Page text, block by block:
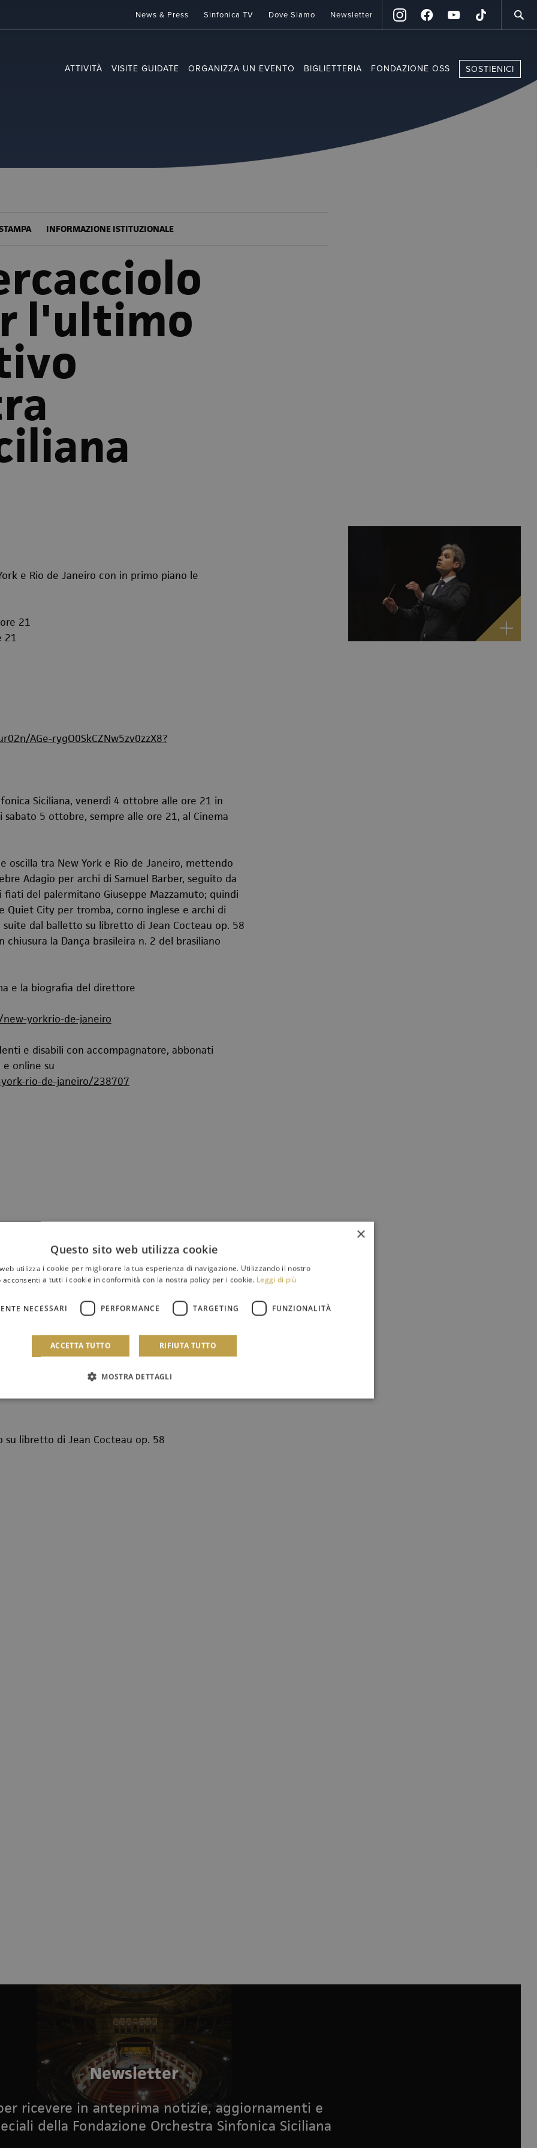
ATTIVITÀ VISITE GUIDATE ORGANIZZA UN EVENTO BIGLIETTERIA FONDAZIONE OSS SOSTIENICI
News & Press Sinfonica TV Dove Siamo Newsletter
INFORMAZIONE ISTITUZIONALE
l'ultimo
e Rio de Janeiro con in primo piano le
21
21
AGe-rygO0SkCZNw5zv0zzX8?
Siciliana, venerdì 4 ottobre alle ore 21 in
5 ottobre, sempre alle ore 21, al Cinema
oscilla tra New York e Rio de Janeiro, mettendo
Adagio per archi di Samuel Barber, seguito da
del palermitano Giuseppe Mazzamuto; quindi
City per tromba, corno inglese e archi di
dal balletto su libretto di Jean Cocteau op. 58
la Dança brasileira n. 2 del brasiliano
e la biografia del direttore
yorkrio-de-janeiro
e disabili con accompagnatore, abbonati
online su
rio-de-janeiro/238707
fiati
seconda percussione - Massimo Grillo terza
corno inglese)
libretto di Jean Cocteau op. 58
Newsletter
ricevere in anteprima notizie, aggiornamenti e
della Fondazione Orchestra Sinfonica Siciliana
×
Questo sito web utilizza cookie
utilizza i cookie per migliorare la tua esperienza di navigazione. Utilizzando il nostro
acconsenti a tutti i cookie in conformità con la nostra policy per i cookie. Leggi di più
NECESSARI PERFORMANCE TARGETING FUNZIONALITÀ
ACCETTA TUTTO RIFIUTA TUTTO
MOSTRA DETTAGLI